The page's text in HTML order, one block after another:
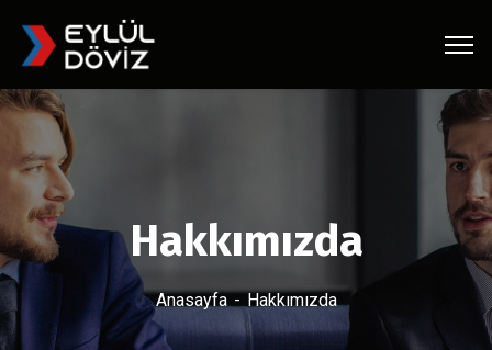
Hakkımızda
Anasayfa Hakkımızda